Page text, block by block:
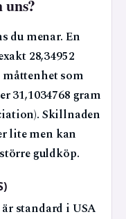
du menar. En
28,34952
måttenhet som
31,1034768 gram
Skillnaden
lite men kan
guldköp.
standard i USA